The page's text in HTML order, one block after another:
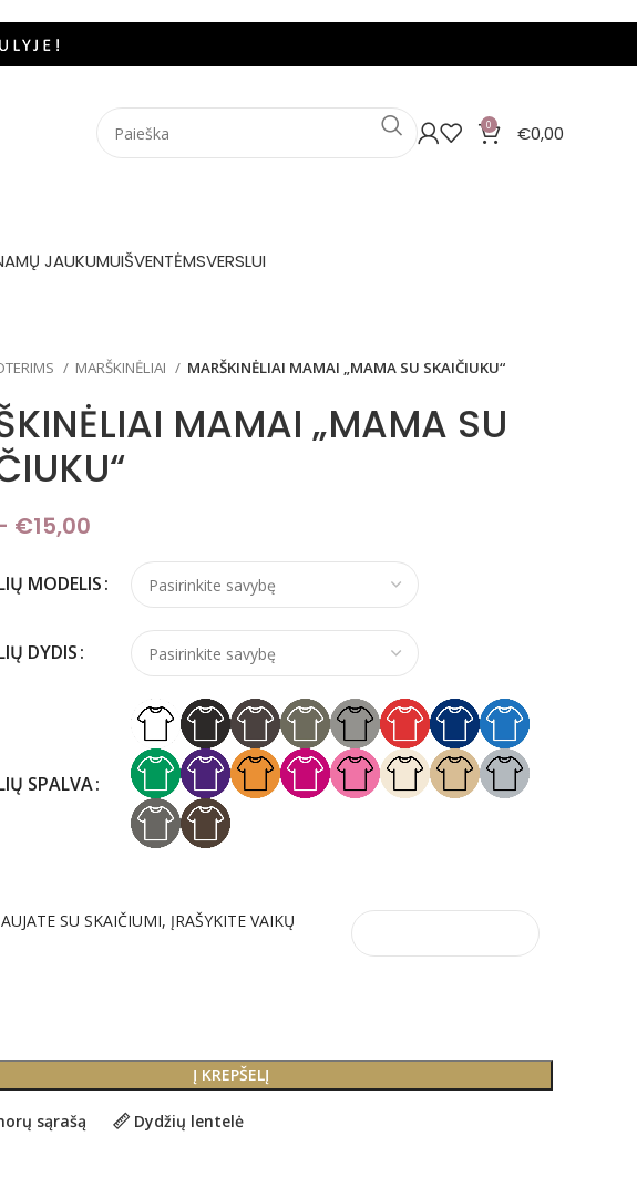
0 €0,00
JAUKUMUIŠVENTĖMSVERSLUI
MARŠKINĖLIAI MARŠKINĖLIAI MAMAI „MAMA SU SKAIČIUKU“
MAMAI „MAMA SU
€15,00
MODELIS
DYDIS
SPALVA
SU SKAIČIUMI, ĮRAŠYKITE VAIKŲ
Į KREPŠELĮ
sąrašą Dydžių lentelė